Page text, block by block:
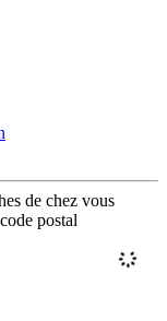
de chez vous
postal